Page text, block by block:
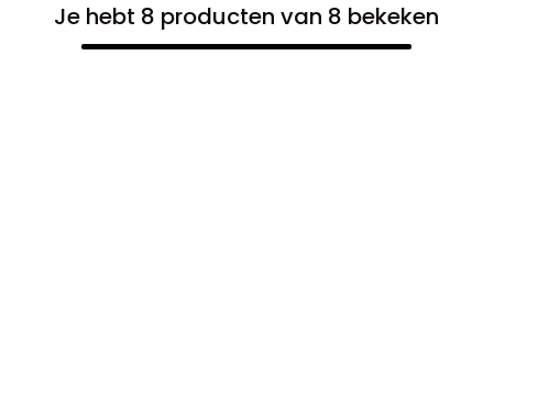
Je hebt 8 producten van 8 bekeken